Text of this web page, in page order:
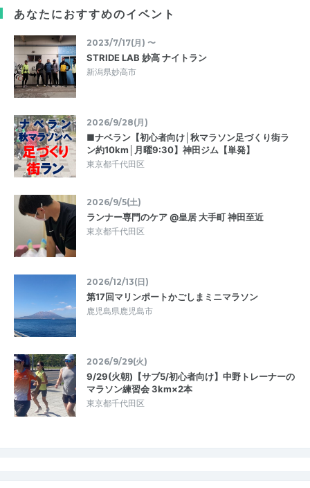
あなたにおすすめのイベント
2023/7/17(月) 〜
STRIDE LAB 妙高 ナイトラン
新潟県妙高市
2026/9/28(月)
■ナベラン【初心者向け│秋マラソン足づくり街ラ
ン約10km│月曜9:30】神田ジム【単発】
東京都千代田区
2026/9/5(土)
ランナー専門のケア @皇居 大手町 神田至近
東京都千代田区
2026/12/13(日)
第17回マリンポートかごしまミニマラソン
鹿児島県鹿児島市
2026/9/29(火)
9/29(火朝)【サブ5/初心者向け】中野トレーナーの
マラソン練習会 3km×2本
東京都千代田区